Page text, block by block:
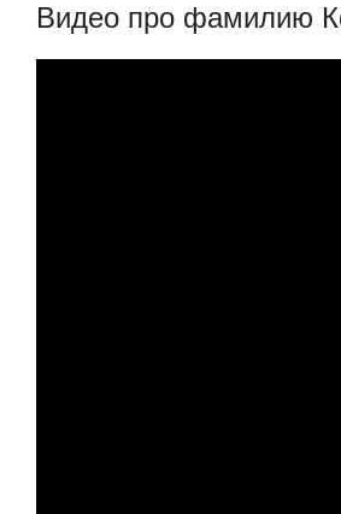
Видео про фамилию